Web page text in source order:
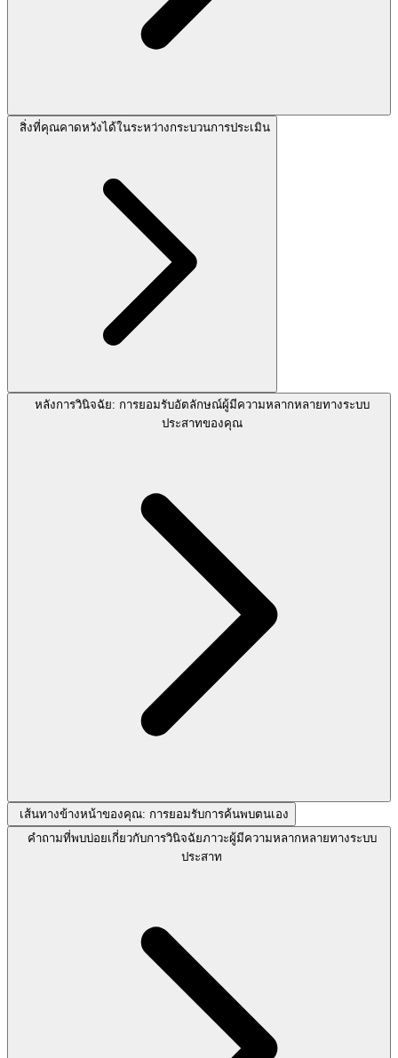
สิ่งที่คุณคาดหวังได้ในระหว่างกระบวนการประเมิน
หลังการวินิจฉัย: การยอมรับอัตลักษณ์ผู้มีความหลากหลายทางระบบ
ประสาทของคุณ
เส้นทางข้างหน้าของคุณ: การยอมรับการค้นพบตนเอง
คำถามที่พบบ่อยเกี่ยวกับการวินิจฉัยภาวะผู้มีความหลากหลายทางระบบ
ประสาท